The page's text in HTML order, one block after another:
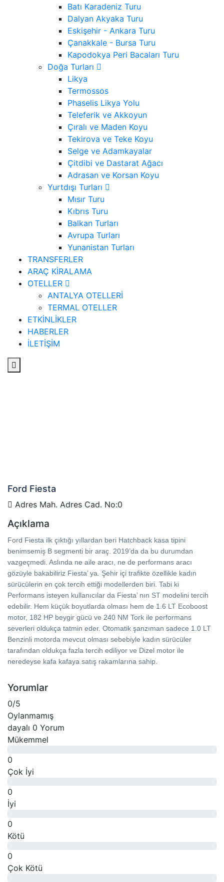
Batı Karadeniz Turu
Dalyan Akyaka Turu
Eskişehir - Ankara Turu
Çanakkale - Bursa Turu
Kapodokya Peri Bacaları Turu
Doğa Turları
Likya
Termossos
Phaselis Likya Yolu
Teleferik ve Akkoyun
Çıralı ve Maden Koyu
Tekirova ve Teke Koyu
Selge ve Adamkayalar
Çitdibi ve Dastarat Ağacı
Adrasan ve Korsan Koyu
Yurtdışı Turları
Mısır Turu
Kıbrıs Turu
Balkan Turları
Avrupa Turları
Yunanistan Turları
TRANSFERLER
ARAÇ KİRALAMA
OTELLER
ANTALYA OTELLERİ
TERMAL OTELLER
ETKİNLİKLER
HABERLER
İLETİŞİM
Ford Fiesta
Adres Mah. Adres Cad. No:0
Açıklama
Ford Fiesta ilk çıktığı yıllardan beri Hatchback kasa tipini
benimsemiş B segmenti bir araç. 2019’da da bu durumdan
vazgeçmedi. Aslında ne aile aracı, ne de performans aracı
gözüyle bakabiliriz Fiesta’ ya. Şehir içi trafikte özellikle kadın
sürücülerin en çok tercih ettiği modellerden biri. Tabi ki
Performans isteyen kullanıcılar da Fiesta’ nın ST modelini tercih
edebilir. Hem küçük boyutlarda olması hem de 1.6 LT Ecoboost
motor, 182 HP beygir gücü ve 240 NM Tork ile performans
severleri oldukça tatmin eder. Otomatik şanzıman sadece 1.0 LT
Benzinli motorda mevcut olması sebebiyle kadın sürücüler
tarafından oldukça fazla tercih ediliyor ve Dizel motor ile
neredeyse kafa kafaya satış rakamlarına sahip.
Yorumlar
0/5
Oylanmamış
dayalı 0 Yorum
Mükemmel
0
Çok İyi
0
İyi
0
Kötü
0
Çok Kötü